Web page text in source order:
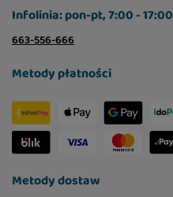
Infolinia: pon-pt, 7:00 - 17:00
663-556-666
Metody płatności
Metody dostaw